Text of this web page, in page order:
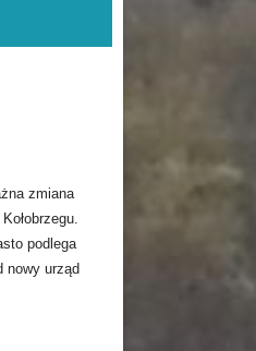
zmiana
podlega
nowy urząd